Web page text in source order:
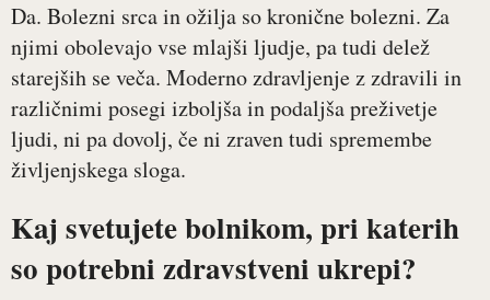
Da. Bolezni srca in ožilja so kronične bolezni. Za
njimi obolevajo vse mlajši ljudje, pa tudi delež
starejših se veča. Moderno zdravljenje z zdravili in
različnimi posegi izboljša in podaljša preživetje
ljudi, ni pa dovolj, če ni zraven tudi spremembe
življenjskega sloga.
Kaj svetujete bolnikom, pri katerih
so potrebni zdravstveni ukrepi?